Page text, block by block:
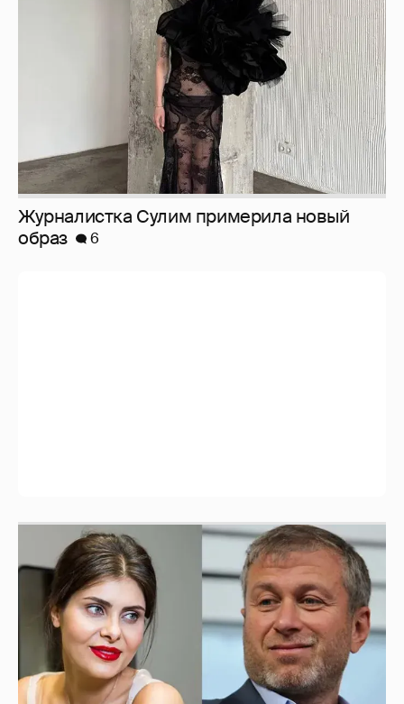
Журналистка Сулим примерила новый
образ
6
И снова невеста 357